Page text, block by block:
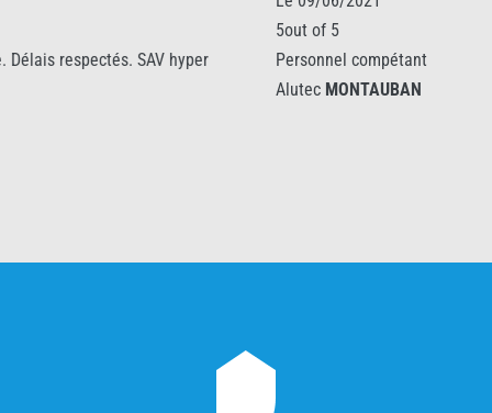
Personnel compétant